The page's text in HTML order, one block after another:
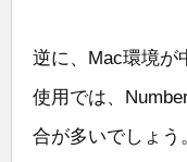
逆に、Mac環境が
使用では、
合が多いでしょう